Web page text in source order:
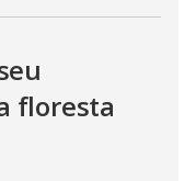
floresta